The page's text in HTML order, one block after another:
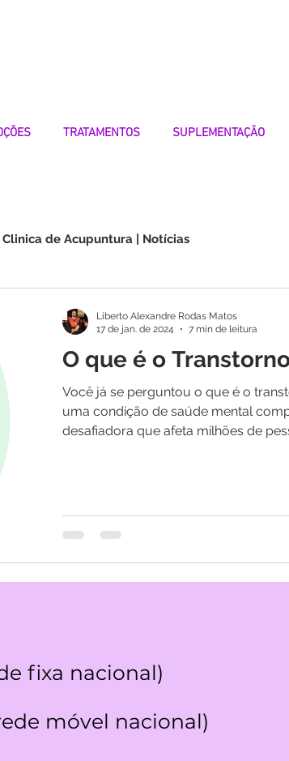
TRATAMENTOS SUPLEMENTAÇÃO
Clinica de Acupuntura | Notícias
| TestemunhosO que é o
Você já se perguntou o que é o
uma condição de saúde mental
desafiadora que afeta milhões de
Liberto Alexandre Rodas Matos
17 de jan. de 2024
7 min de leitura
fixa nacional)
móvel nacional)